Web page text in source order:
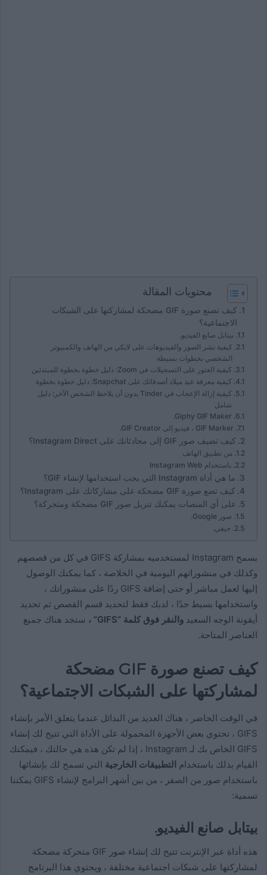
محتويات المقالة
كيف تصنع صورة GIF مضحكة لمشاركتها على الشبكات
الاجتماعية؟
بيتابل صانع الفيديو.
كيفية نشر الصور والفيديوهات على لايكي من الهاتف والكمبيوتر
الشخصي بخطوات بسيطة
كيفية العثور على التسجيلات في Zoom: دليل خطوة بخطوة للمبتدئين
كيفية معرفة عيد ميلاد أصدقائك على Snapchat: دليل خطوة بخطوة
كيفية إزالة الإعجاب في Tinder بدون أن يلاحظ الشخص الآخر: دليل
شامل
Giphy GIF Maker.
GIF Marker ، فيديو إلى GIF Creator.
كيف تضيف صور GIF إلى محادثاتك على Instagram Direct؟
من تطبيق الهاتف
باستخدام Instagram Web
ما هي أداة Instagram التي يجب استخدامها لإنشاء GIF؟
كيف تضع صورة GIF مضحكة على مشاركاتك على Instagram؟
على أي المنصات يمكنك تنزيل صور GIF مضحكة ومتحركة؟
صور Google.
جيفي.
يسمح Instagram لمستخدميه بمشاركة GIFS في كل من قصصهم
وكذلك في منشوراتهم اليومية في الخلاصة ، كما يمكنك الوصول
إليها لعمل مباشر أو حتى إضافة GIFS ردًا على منشوراتك ،
واستخدامها بسيط جدًا ، لديك فقط لتحديد قسم القصص ثم تحديد
أيقونة الوجه السعيد والنقر فوق كلمة “GIFS” ،
ستجد هناك جميع
العناصر المتاحة.
كيف تصنع صورة GIF مضحكة
لمشاركتها على الشبكات الاجتماعية؟
في الوقت الحاضر ، هناك العديد من البدائل عندما يتعلق الأمر بإنشاء
GIFS ، تحتوي بعض الأجهزة المحمولة على الأداة التي تتيح لك إنشاء
GIFS الخاص بك لـ Instagram ، إذا لم تكن هذه هي حالتك ، فيمكنك
القيام بذلك باستخدام التطبيقات الخارجية التي تسمح لك بإنشائها
باستخدام صور من الصفر ، من بين أشهر البرامج لإنشاء GIFS يمكننا
تسمية:
بيتابل صانع الفيديو.
هذه أداة عبر الإنترنت تتيح لك إنشاء صور GIF متحركة مضحكة
لمشاركتها على شبكات اجتماعية مختلفة ، ويحتوي هذا البرنامج